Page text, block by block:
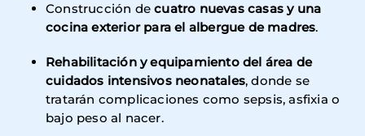
Construcción decuatro nuevas casas y una
cocina exterior para el albergue de madres.
Rehabilitación y equipamiento del área de
cuidados intensivos neonatales, donde se
tratarán complicaciones como sepsis, asfixia o
bajo peso al nacer.